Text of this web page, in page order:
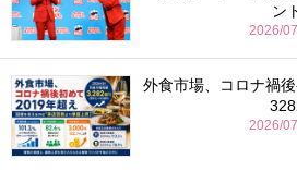
ン
2026/
外食市場、コロナ禍
2026/